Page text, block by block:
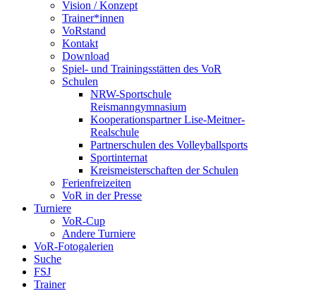
Vision / Konzept
Trainer*innen
VoRstand
Kontakt
Download
Spiel- und Trainingsstätten des VoR
Schulen
NRW-Sportschule
Reismanngymnasium
Kooperationspartner Lise-Meitner-
Realschule
Partnerschulen des Volleyballsports
Sportinternat
Kreismeisterschaften der Schulen
Ferienfreizeiten
VoR in der Presse
Turniere
VoR-Cup
Andere Turniere
VoR-Fotogalerien
Suche
FSJ
Trainer